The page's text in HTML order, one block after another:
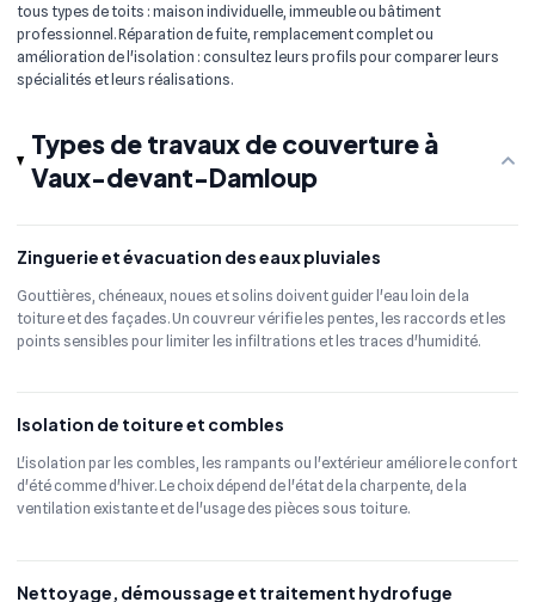
tous types de toits : maison individuelle, immeuble ou bâtiment
professionnel. Réparation de fuite, remplacement complet ou
amélioration de l'isolation : consultez leurs profils pour comparer leurs
spécialités et leurs réalisations.
Types de travaux de couverture à
Vaux-devant-Damloup
Zinguerie et évacuation des eaux pluviales
Gouttières, chéneaux, noues et solins doivent guider l'eau loin de la
toiture et des façades. Un couvreur vérifie les pentes, les raccords et les
points sensibles pour limiter les infiltrations et les traces d'humidité.
Isolation de toiture et combles
L'isolation par les combles, les rampants ou l'extérieur améliore le confort
d'été comme d'hiver. Le choix dépend de l'état de la charpente, de la
ventilation existante et de l'usage des pièces sous toiture.
Nettoyage, démoussage et traitement hydrofuge